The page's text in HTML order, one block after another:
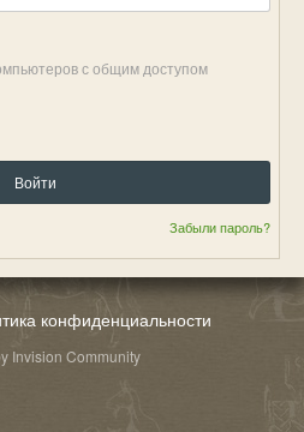
с общим доступом
Войти
Забыли пароль?
конфиденциальности
Invision Community